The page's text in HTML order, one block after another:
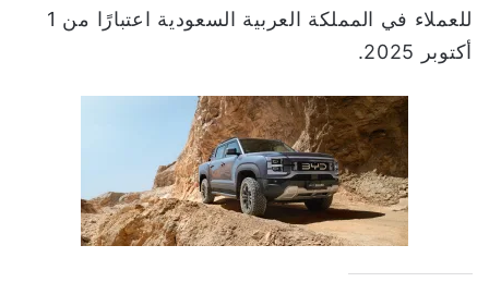
للعملاء في المملكة العربية السعودية اعتبارًا من 1
أكتوبر 2025.